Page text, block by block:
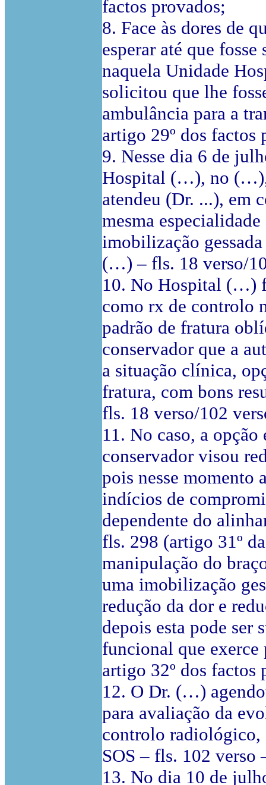
factos provados;
8. Face às dores de
esperar até que
naquela Unidade
solicitou que lhe
ambulância para a
artigo 29º dos factos
9. Nesse dia 6 de
Hospital (…), no (…),
atendeu (Dr. ...), em
mesma
imobilização
(…) – fls. 18 verso/
10. No Hospital (…)
como rx de controlo
padrão de fratura
conservador que a
a situação clínica,
fratura, com bons
fls. 18 verso/102
11. No caso, a
conservador visou
pois nesse momento
indícios de
dependente do
fls. 298 (artigo 31º
manipulação do
uma imobilização
redução da dor e
depois esta pode ser
funcional que exerce
artigo 32º dos factos
12. O Dr. (…)
para avaliação da
controlo radiológico,
SOS – fls. 102 verso
13. No dia 10 de